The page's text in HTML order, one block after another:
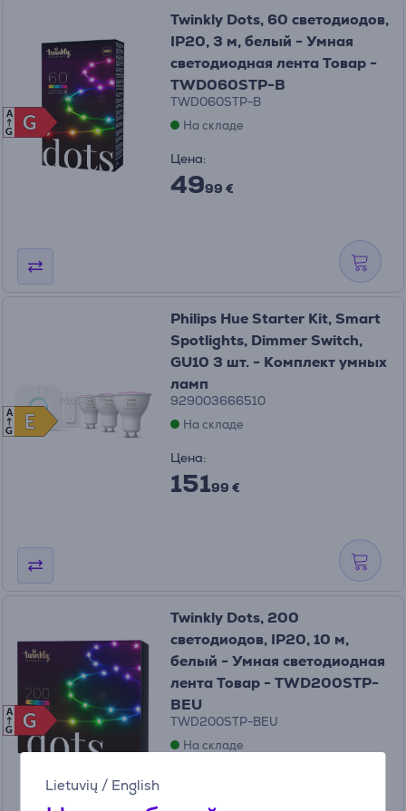
Lietuvių / English
G
G
A
G
Twinkly Dots, 60 светодиодов,
IP20, 3 м, белый - Умная
светодиодная лента Товар -
TWD060STP-B
TWD060STP-B
На складе
Цена:
4999 €
E
E
A
G
Philips Hue Starter Kit, Smart
Spotlights, Dimmer Switch,
GU10 3 шт. - Комплект умных
ламп
929003666510
На складе
Цена:
15199 €
G
G
A
G
Twinkly Dots, 200
светодиодов, IP20, 10 м,
белый - Умная светодиодная
лента Товар - TWD200STP-
BEU
TWD200STP-BEU
На складе